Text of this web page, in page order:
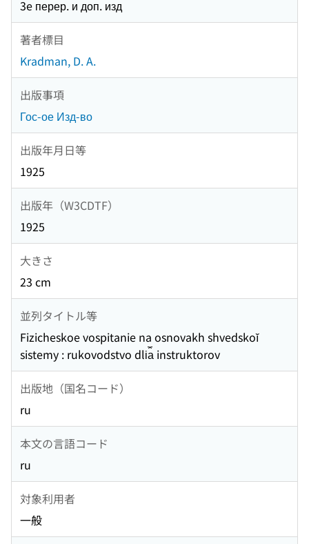
3e перер. и доп. изд
著者標目
Kradman, D. A.
出版事項
Гос-ое Изд-во
出版年月日等
1925
出版年（W3CDTF）
1925
大きさ
23 cm
並列タイトル等
Fizicheskoe vospitanie na osnovakh shvedskoĭ
sistemy : rukovodstvo dli︠a︡ instruktorov
出版地（国名コード）
ru
本文の言語コード
ru
対象利用者
一般